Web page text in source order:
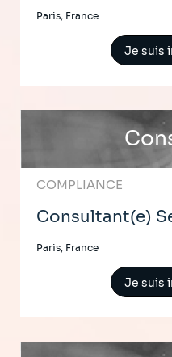
Paris, France
Je suis
COMPLIANCE
Consultant(e)
Paris, France
Je suis